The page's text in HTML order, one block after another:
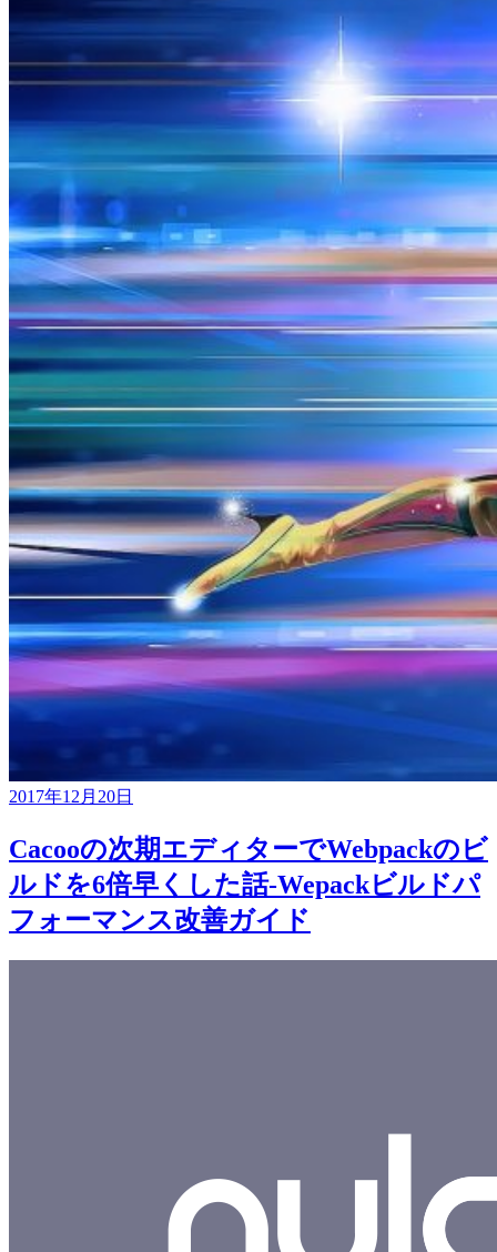
2017年12月20日
Cacooの次期エディターでWebpackのビ
ルドを6倍早くした話-Wepackビルドパ
フォーマンス改善ガイド